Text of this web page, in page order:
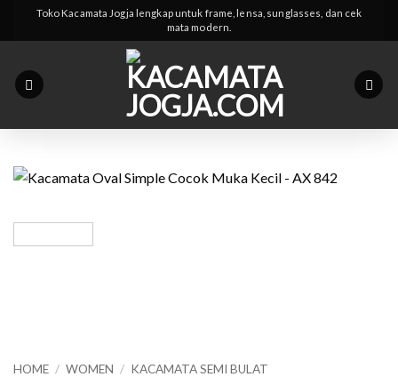
Toko Kacamata Jogja lengkap untuk frame, lensa, sunglasses, dan cek
mata modern.
HOME / WOMEN / KACAMATA SEMI BULAT